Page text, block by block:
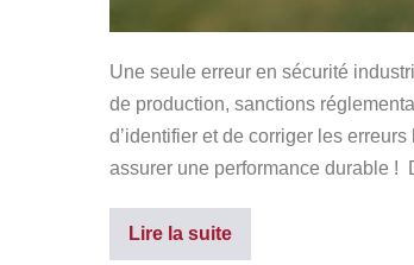
Une seule erreur en sécurité
de production, sanctions
d’identifier et de corriger les
assurer une performance durable
Lire la suite